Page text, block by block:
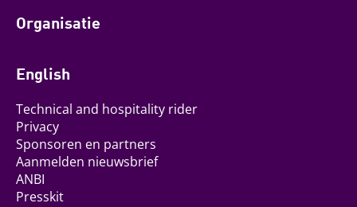
Organisatie
English
Technical and hospitality rider
Privacy
Sponsoren en partners
Aanmelden nieuwsbrief
ANBI
Presskit